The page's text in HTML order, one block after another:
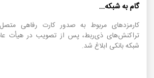
گام به شبکه...
کارمزدهای مربوط به صدور کارت رفاهی
تراکنش‌های ذی‌ربط، پس از تصویب در هیأت
شبکه بانکی ابلاغ شد.